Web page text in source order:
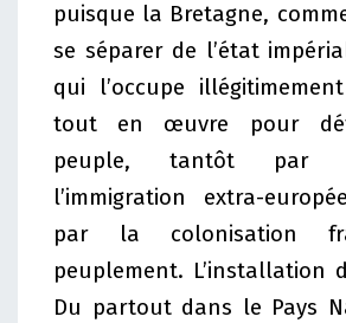
puisque la Bretagne,
se séparer de l’état
qui l’occupe
tout en œuvre pour
peuple, tantôt par
l’immigration extra-
par la colonisation
peuplement. L’installation
Du partout dans le Pays